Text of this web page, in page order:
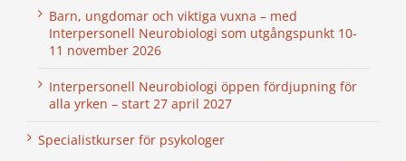
Barn, ungdomar och viktiga vuxna – med
Interpersonell Neurobiologi som utgångspunkt 10-
11 november 2026
Interpersonell Neurobiologi öppen fördjupning för
alla yrken – start 27 april 2027
Specialistkurser för psykologer